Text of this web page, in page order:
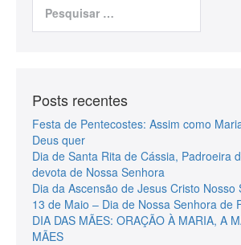
Posts recentes
Festa de Pentecostes: Assim como
Deus quer
Dia de Santa Rita de Cássia, Padroeira
devota de Nossa Senhora
Dia da Ascensão de Jesus Cristo Nosso
13 de Maio – Dia de Nossa Senhora de
DIA DAS MÃES: ORAÇÃO À MARIA, A
MÃES